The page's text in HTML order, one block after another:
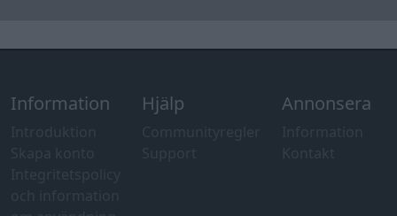
Tips och